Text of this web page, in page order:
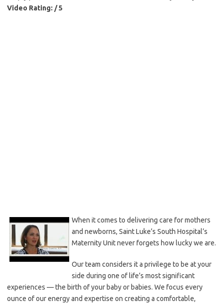
Video Rating: / 5
When it comes to delivering care for mothers
and newborns, Saint Luke’s South Hospital’s
Maternity Unit never forgets how lucky we are.
Our team considers it a privilege to be at your
side during one of life’s most significant
experiences — the birth of your baby or babies. We focus every
ounce of our energy and expertise on creating a comfortable,